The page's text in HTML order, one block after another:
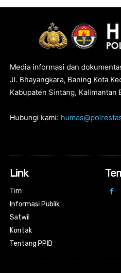
Media informasi dan
Jl. Bhayangkara, Baning Kota
Kabupaten Sintang, Kalimantan
Hubungi kami:
Link
Tim
Informasi Publik
Satwil
Kontak
Tentang PPID